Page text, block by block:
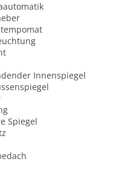
Innenspiegel
Spiegel